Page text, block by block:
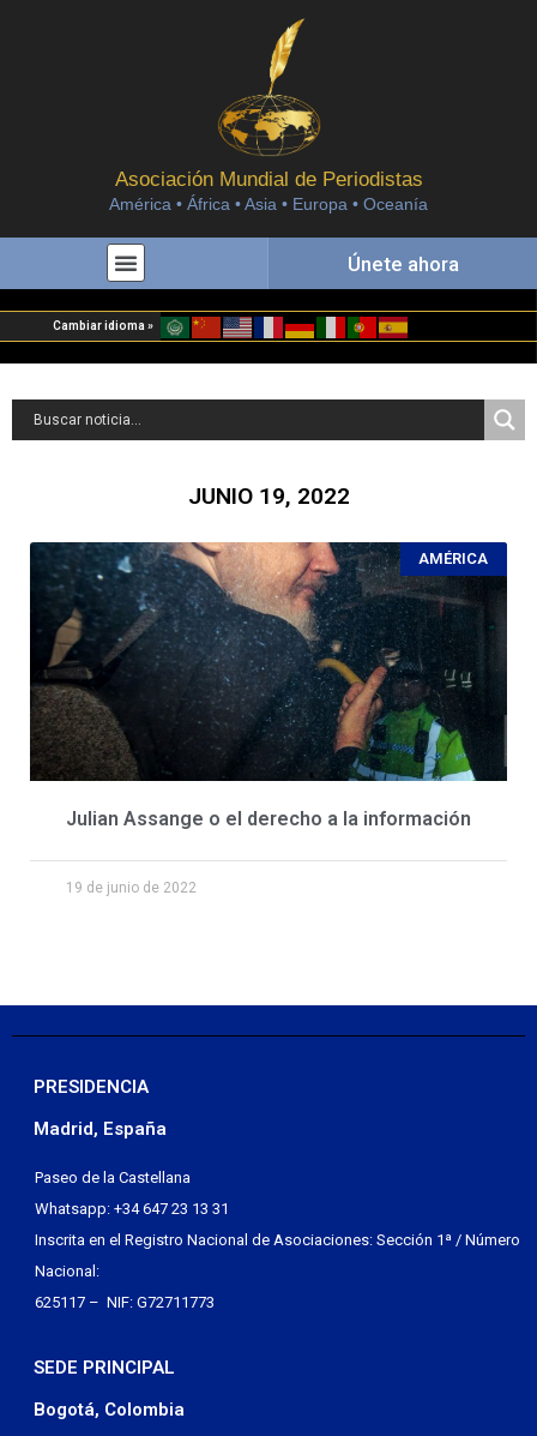
Asociación Mundial de Periodistas
América • África • Asia • Europa • Oceanía
Únete ahora
Cambiar idioma »
JUNIO 19, 2022
AMÉRICA
Julian Assange o el derecho a la información
19 de junio de 2022
PRESIDENCIA
Madrid, España
Paseo de la Castellana
Whatsapp: +34 647 23 13 31
Inscrita en el Registro Nacional de Asociaciones: Sección 1ª / Número
Nacional:
625117 – NIF: G72711773
SEDE PRINCIPAL
Bogotá, Colombia